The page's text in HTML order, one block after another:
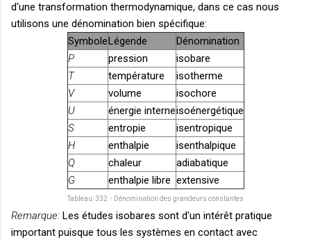
d'une transformation thermodynamique, dans ce cas nous
utilisons une dénomination bien spécifique:
SymboleLégende
Dénomination
P
pression
isobare
T
température
isotherme
V
volume
isochore
U
énergie interneisoénergétique
S
entropie
isentropique
H
enthalpie
isenthalpique
Q
chaleur
adiabatique
G
enthalpie libre extensive
Tableau: 332 - Dénomination des grandeurs constantes
Remarque: Les études isobares sont d'un intérêt pratique
important puisque tous les systèmes en contact avec